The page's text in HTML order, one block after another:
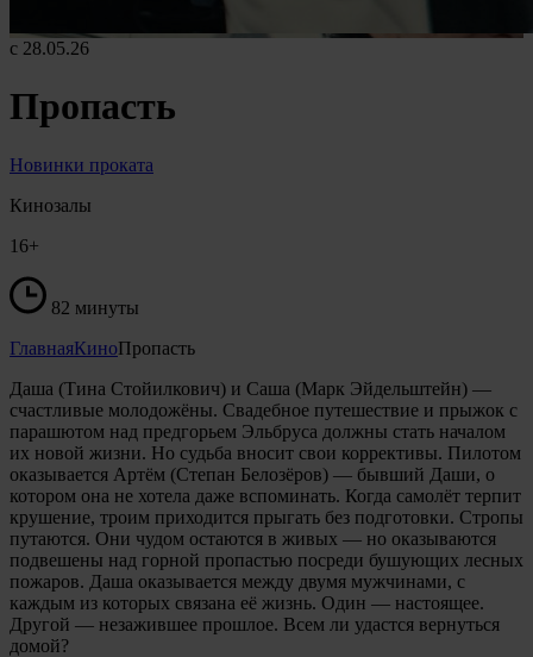
с 28.05.26
Пропасть
Новинки проката
Кинозалы
16+
82 минуты
ГлавнаяКиноПропасть
Даша (Тина Стойилкович) и Саша (Марк Эйдельштейн) —
счастливые молодожёны. Свадебное путешествие и прыжок с
парашютом над предгорьем Эльбруса должны стать началом
их новой жизни. Но судьба вносит свои коррективы. Пилотом
оказывается Артём (Степан Белозёров) — бывший Даши, о
котором она не хотела даже вспоминать. Когда самолёт терпит
крушение, троим приходится прыгать без подготовки. Стропы
путаются. Они чудом остаются в живых — но оказываются
подвешены над горной пропастью посреди бушующих лесных
пожаров. Даша оказывается между двумя мужчинами, с
каждым из которых связана её жизнь. Один — настоящее.
Другой — незажившее прошлое. Всем ли удастся вернуться
домой?